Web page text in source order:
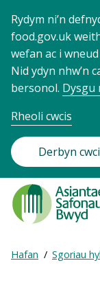
Rydym ni’n
food.gov.uk
wefan ac i
Nid ydyn nhw’n
bersonol. Dysgu
Rheoli cwcis
Derbyn
Food
Standards
Agency
Frontpage
Breadcrumb
Expand
breadcrumb
Hafan Sgoriau